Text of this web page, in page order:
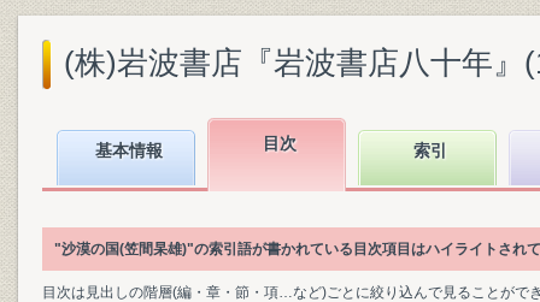
(株)岩波書店『岩波書店八十年』
基本情報 目次 索引
"沙漠の国(笠間杲雄)"の索引語が書かれている目次項目はハイライトされ
目次は見出しの階層(編・章・節・項…など)ごとに絞り込んで見ることがで